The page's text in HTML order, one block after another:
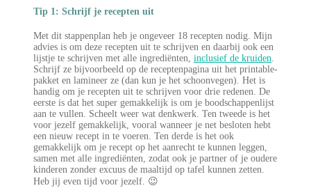
Tip 1: Schrijf je recepten uit
Met dit stappenplan heb je ongeveer 18 recepten nodig. Mijn
advies is om deze recepten uit te schrijven en daarbij ook een
lijstje te schrijven met alle ingrediënten, inclusief de kruiden.
Schrijf ze bijvoorbeeld op de receptenpagina uit het printable-
pakket en lamineer ze (dan kun je het schoonvegen). Het is
handig om je recepten uit te schrijven voor drie redenen. De
eerste is dat het super gemakkelijk is om je boodschappenlijst
aan te vullen. Scheelt weer wat denkwerk. Ten tweede is het
voor jezelf gemakkelijk, vooral wanneer je net besloten hebt
een nieuw recept in te voeren. Ten derde is het ook
gemakkelijk om je recept op het aanrecht te kunnen leggen,
samen met alle ingrediënten, zodat ook je partner of je oudere
kinderen zonder excuus de maaltijd op tafel kunnen zetten.
Heb jij even tijd voor jezelf. 😉